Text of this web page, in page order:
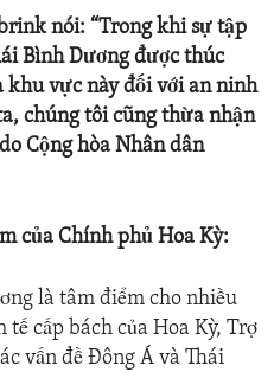
nói: “Trong khi sự tập
Bình Dương được thúc
khu vực này đối với an ninh
chúng tôi cũng thừa nhận
Cộng hòa Nhân dân
của Chính phủ Hoa Kỳ:
là tâm điểm cho nhiều
cấp bách của Hoa Kỳ, Trợ
vấn đề Đông Á và Thái